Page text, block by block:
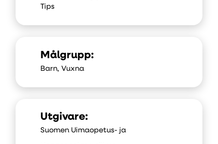
Tips
Målgrupp:
Barn, Vuxna
Utgivare:
Suomen Uimaopetus- ja